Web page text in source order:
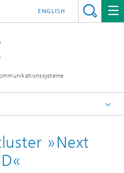
ENGLISH
»Next